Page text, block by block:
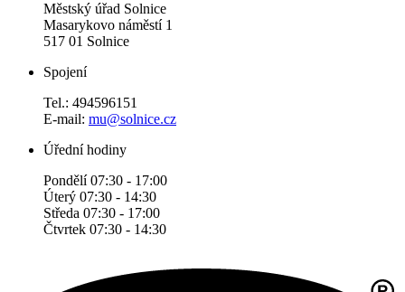
Městský úřad Solnice
Masarykovo náměstí 1
517 01 Solnice
Spojení
Tel.: 494596151
E-mail: mu@solnice.cz
Úřední hodiny
Pondělí 07:30 - 17:00
Úterý 07:30 - 14:30
Středa 07:30 - 17:00
Čtvrtek 07:30 - 14:30